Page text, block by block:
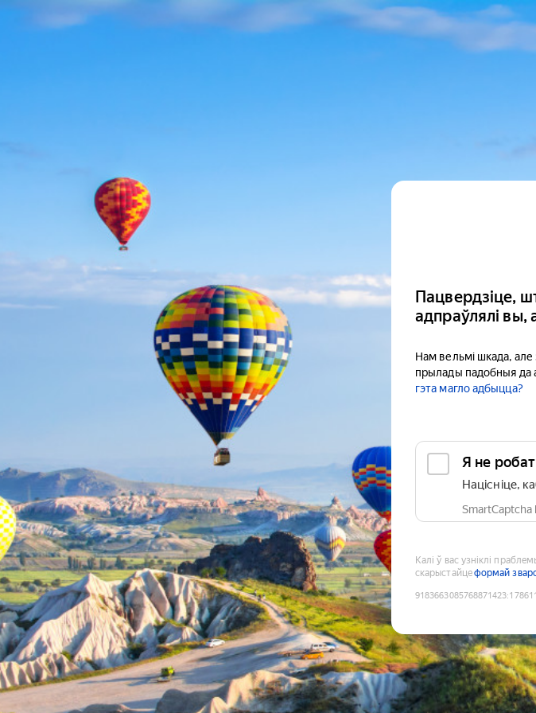
Пацвердзіце,
адпраўлялі вы,
Нам вельмі шкада,
прылады падобныя да
гэта магло адбыцца?
Я не робат
Націсніце,
SmartCaptcha
Калі ў вас узніклі
скарыстайцеформай
9183663085768871423: